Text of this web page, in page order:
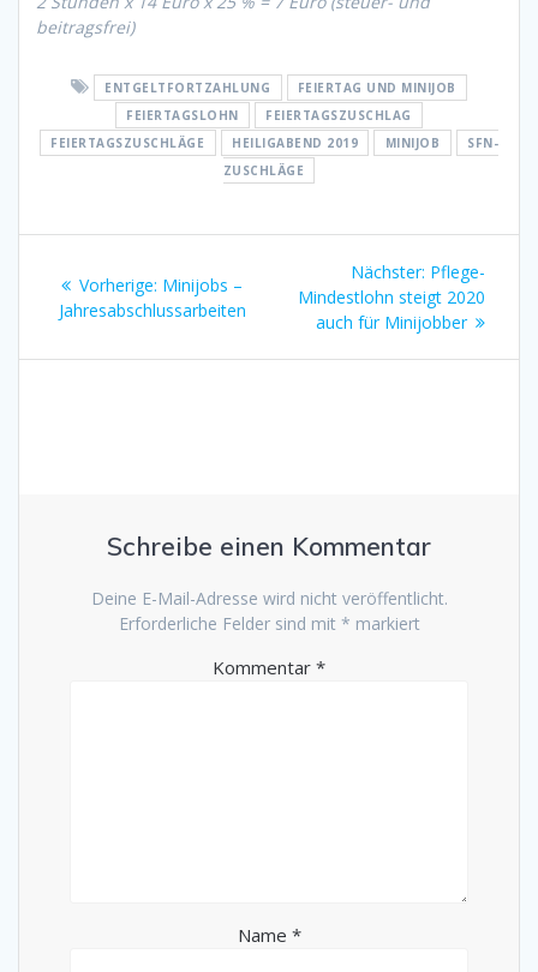
beitragsfrei)
ENTGELTFORTZAHLUNG
FEIERTAG UND MINIJOB
FEIERTAGSLOHN
FEIERTAGSZUSCHLAG
FEIERTAGSZUSCHLÄGE
HEILIGABEND 2019 MINIJOB
SFN-
ZUSCHLÄGE
Beitragsnavigation
Vorherige: Vorheriger
Beitrag:
Minijobs –
Jahresabschlussarbeiten
Nächster: Nächster
Beitrag:
Pflege-
Mindestlohn steigt 2020
auch für Minijobber
Schreibe einen Kommentar
Deine E-Mail-Adresse wird nicht veröffentlicht.
Erforderliche Felder sind mit * markiert
Kommentar *
Name *